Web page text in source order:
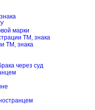
марки
ТМ, знака
ТМ, знака
через суд